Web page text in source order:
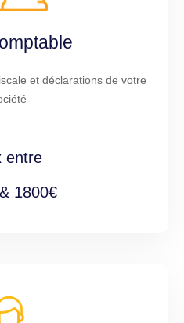
et déclarations de votre
entre
1800€